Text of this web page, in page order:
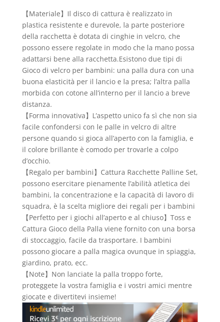
【Materiale】Il disco di cattura è realizzato in
plastica resistente e durevole, la parte posteriore
della racchetta è dotata di cinghie in velcro, che
possono essere regolate in modo che la mano possa
adattarsi bene alla racchetta.Esistono due tipi di
Gioco di velcro per bambini: una palla dura con una
buona elasticità per il lancio e la presa; l’altra palla
morbida con cotone all’interno per il lancio a breve
distanza.
【Forma innovativa】L’aspetto unico fa sì che non sia
facile confondersi con le palle in velcro di altre
persone quando si gioca all’aperto con la famiglia, e
il colore brillante è comodo per trovarle a colpo
d’occhio.
【Regalo per bambini】Cattura Racchette Palline Set,
possono esercitare pienamente l’abilità atletica dei
bambini, la concentrazione e la capacità di lavoro di
squadra, è la scelta migliore dei regali per i bambini
【Perfetto per i giochi all’aperto e al chiuso】Toss e
Cattura Gioco della Palla viene fornito con una borsa
di stoccaggio, facile da trasportare. I bambini
possono giocare a palla magica ovunque in spiaggia,
giardino, prato, ecc.
【Note】Non lanciate la palla troppo forte,
proteggete la vostra famiglia e i vostri amici mentre
giocate e divertitevi insieme!